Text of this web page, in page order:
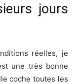
jours
réelles, je
une très bonne
coche toutes les